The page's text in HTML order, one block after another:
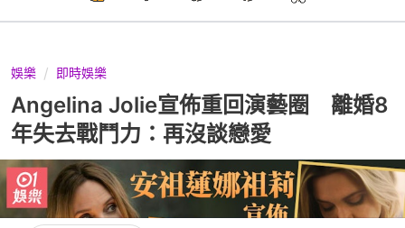
娛樂 即時娛樂
Angelina Jolie宣佈重回演藝圈 離婚8
年失去戰鬥力：再沒談戀愛